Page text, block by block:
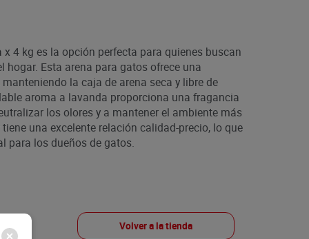
4 kg es la opción perfecta para quienes buscan
hogar. Esta arena para gatos ofrece una
la caja de arena seca y libre de
aroma a lavanda proporciona una fragancia
los olores y a mantener el ambiente más
una excelente relación calidad-precio, lo que
para los dueños de gatos.
Volver a la tienda